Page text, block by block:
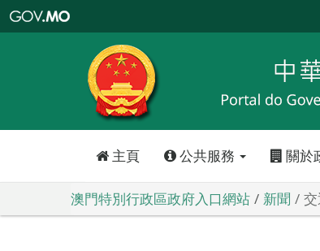
特
政
區
政
口
主頁 公共服務 關於
澳門特別行政區政府入口網站 新聞